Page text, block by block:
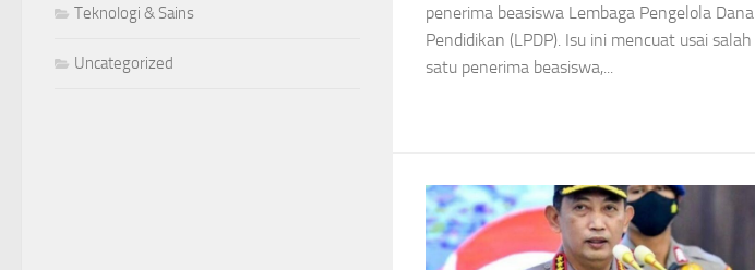
penerima beasiswa Lembaga Pengelola Dana
Pendidikan (LPDP). Isu ini mencuat usai salah
satu penerima beasiswa,...
Teknologi & Sains
Uncategorized